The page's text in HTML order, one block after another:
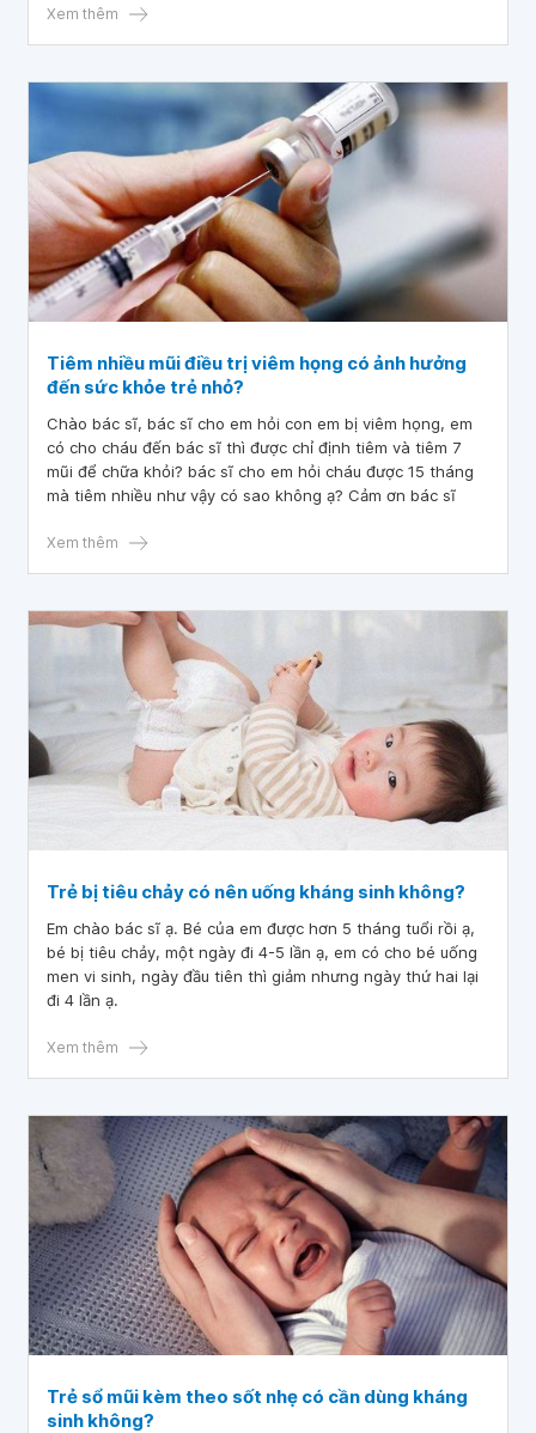
Xem thêm
Tiêm nhiều mũi điều trị viêm họng có ảnh hưởng
đến sức khỏe trẻ nhỏ?
Chào bác sĩ, bác sĩ cho em hỏi con em bị viêm họng, em
có cho cháu đến bác sĩ thì được chỉ định tiêm và tiêm 7
mũi để chữa khỏi? bác sĩ cho em hỏi cháu được 15 tháng
mà tiêm nhiều như vậy có sao không ạ? Cảm ơn bác sĩ
Xem thêm
Trẻ bị tiêu chảy có nên uống kháng sinh không?
Em chào bác sĩ ạ. Bé của em được hơn 5 tháng tuổi rồi ạ,
bé bị tiêu chảy, một ngày đi 4-5 lần ạ, em có cho bé uống
men vi sinh, ngày đầu tiên thì giảm nhưng ngày thứ hai lại
đi 4 lần ạ.
Xem thêm
Trẻ sổ mũi kèm theo sốt nhẹ có cần dùng kháng
sinh không?